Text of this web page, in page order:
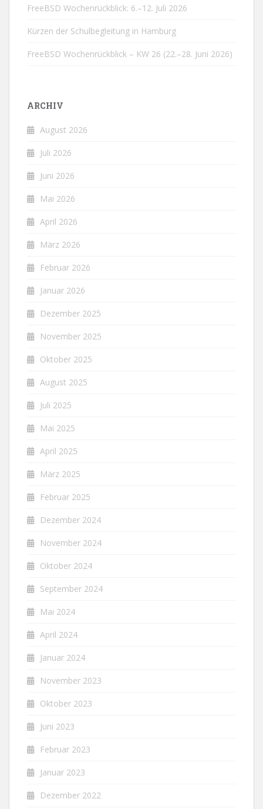
FreeBSD Wochenrückblick: 6.–12. Juli 2026
Kürzen der Schulbegleitung in Hamburg
FreeBSD Wochenrückblick – KW 26 (22.–28. Juni 2026)
ARCHIV
August 2026
Juli 2026
Juni 2026
Mai 2026
April 2026
März 2026
Februar 2026
Januar 2026
Dezember 2025
November 2025
Oktober 2025
August 2025
Juli 2025
Mai 2025
April 2025
März 2025
Februar 2025
Dezember 2024
November 2024
Oktober 2024
September 2024
Mai 2024
April 2024
Januar 2024
November 2023
Oktober 2023
Juni 2023
Februar 2023
Januar 2023
Dezember 2022